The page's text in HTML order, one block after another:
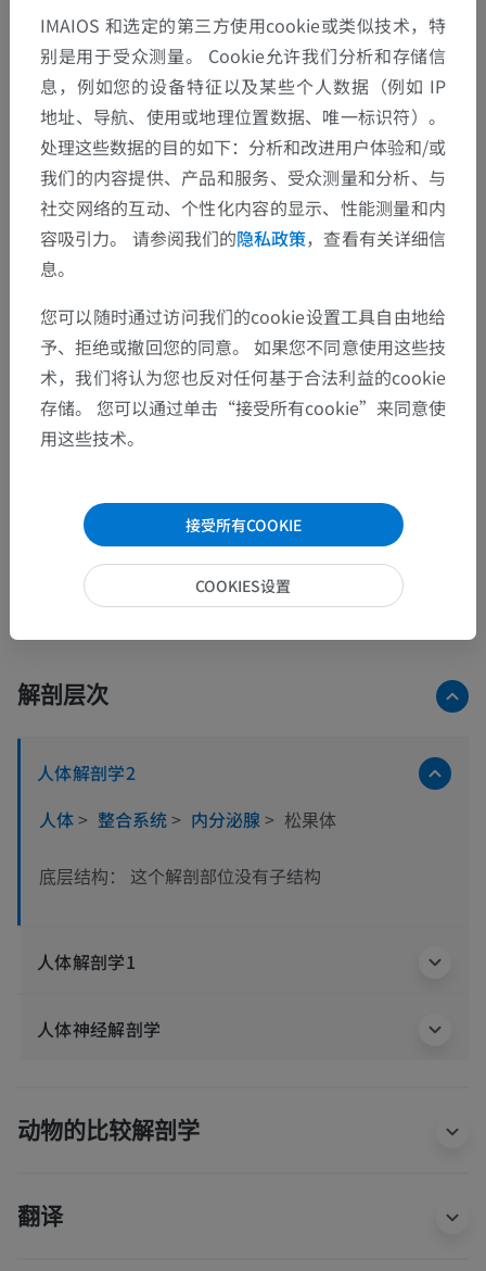
解剖层次
人体解剖学2
人体> 整合系统> 内分泌腺> 松果体
底层结构： 这个解剖部位没有子结构
人体解剖学1
人体神经解剖学
动物的比较解剖学
翻译
IMAIOS 和选定的第三方使用cookie或类似技术，特
别是用于受众测量。 Cookie允许我们分析和存储信
息，例如您的设备特征以及某些个人数据（例如 IP
地址、导航、使用或地理位置数据、唯一标识符）。
处理这些数据的目的如下：分析和改进用户体验和/或
我们的内容提供、产品和服务、受众测量和分析、与
社交网络的互动、个性化内容的显示、性能测量和内
容吸引力。 请参阅我们的隐私政策，查看有关详细信
息。
您可以随时通过访问我们的cookie设置工具自由地给
予、拒绝或撤回您的同意。 如果您不同意使用这些技
术，我们将认为您也反对任何基于合法利益的cookie
存储。 您可以通过单击“接受所有cookie”来同意使
用这些技术。
接受所有COOKIE
COOKIES设置